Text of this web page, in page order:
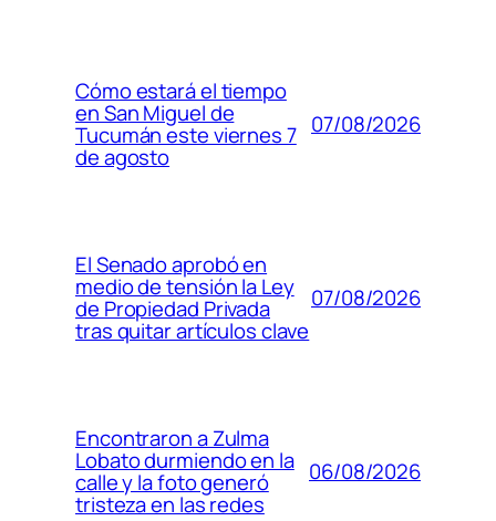
Cómo estará el tiempo
en San Miguel de
Tucumán este viernes 7
de agosto
07/08/2026
El Senado aprobó en
medio de tensión la Ley
de Propiedad Privada
tras quitar artículos clave
07/08/2026
Encontraron a Zulma
Lobato durmiendo en la
calle y la foto generó
tristeza en las redes
06/08/2026